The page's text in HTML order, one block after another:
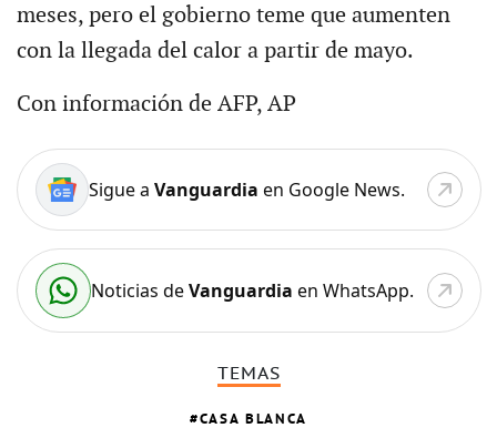
meses, pero el gobierno teme que aumenten
con la llegada del calor a partir de mayo.
Con información de AFP, AP
Sigue a Vanguardia en Google News.
Noticias deVanguardia en WhatsApp.
TEMAS
CASA BLANCA